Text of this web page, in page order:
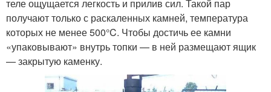
теле ощущается легкость и прилив сил. Такой пар
получают только с раскаленных камней, температура
которых не менее 500°C. Чтобы достичь ее камни
«упаковывают» внутрь топки — в ней размещают ящик
— закрытую каменку.